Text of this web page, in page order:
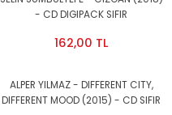
- CD DIGIPACK SIFIR
162,00 TL
ALPER YILMAZ - DIFFERENT CITY,
DIFFERENT MOOD (2015) - CD SIFIR